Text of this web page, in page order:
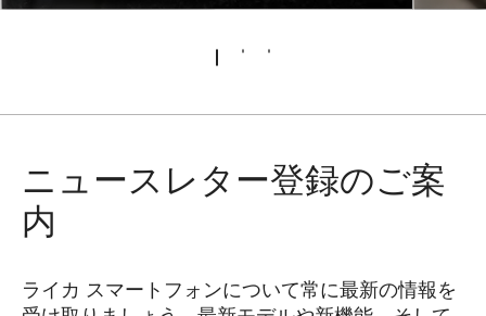
ニュースレター登録のご案
内
ライカ スマートフォンについて常に最新の情報を